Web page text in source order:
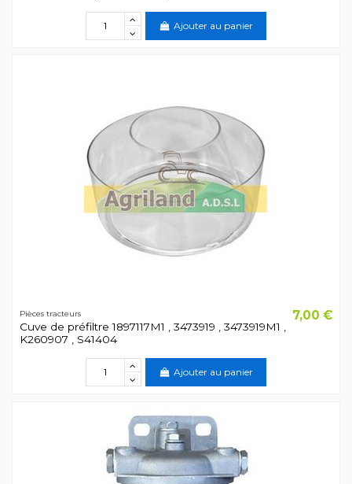
Ajouter au panier
Pièces tracteurs
Cuve de préfiltre 1897117M1 , 3473919 , 3473919M1 ,
K260907 , S41404
7,00 €
Ajouter au panier